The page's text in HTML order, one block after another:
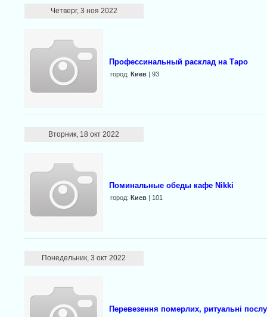
Четверг, 3 ноя 2022
Профессинальный расклад на Таро
город: Киев| 93
Вторник, 18 окт 2022
Поминальные обеды кафе Nikki
город: Киев| 101
Понедельник, 3 окт 2022
Перевезення померлих, ритуальні